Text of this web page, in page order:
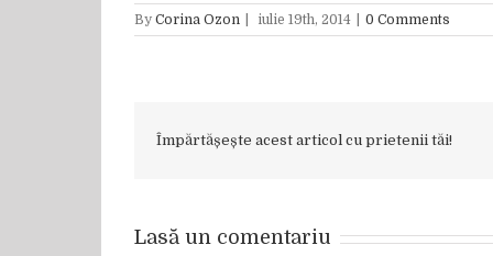
By Corina Ozon iulie 19th, 2014 0 Comments
Împărtășește acest articol cu prietenii tăi!
Lasă un comentariu